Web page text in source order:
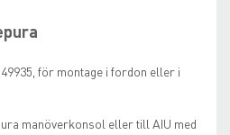
för montage i fordon eller i
manöverkonsol eller till AIU med